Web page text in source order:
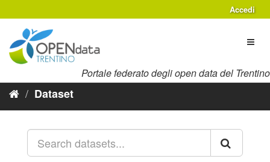
al
contenuto
Accedi
Portale federato degli open data del Trentino
Dataset